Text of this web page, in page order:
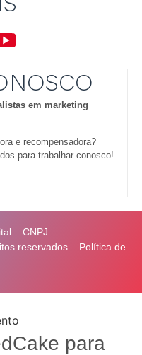
em marketing
e recompensadora?
para trabalhar conosco!
– CNPJ:
reservados – Política de
para